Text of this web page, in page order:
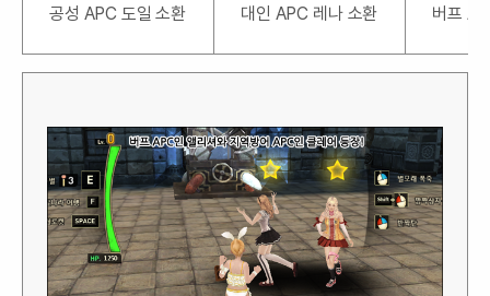
공성 APC 도일 소환 대인 APC 레나 소환 버프